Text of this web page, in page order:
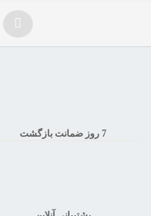
7 روز ضمانت بازگشت